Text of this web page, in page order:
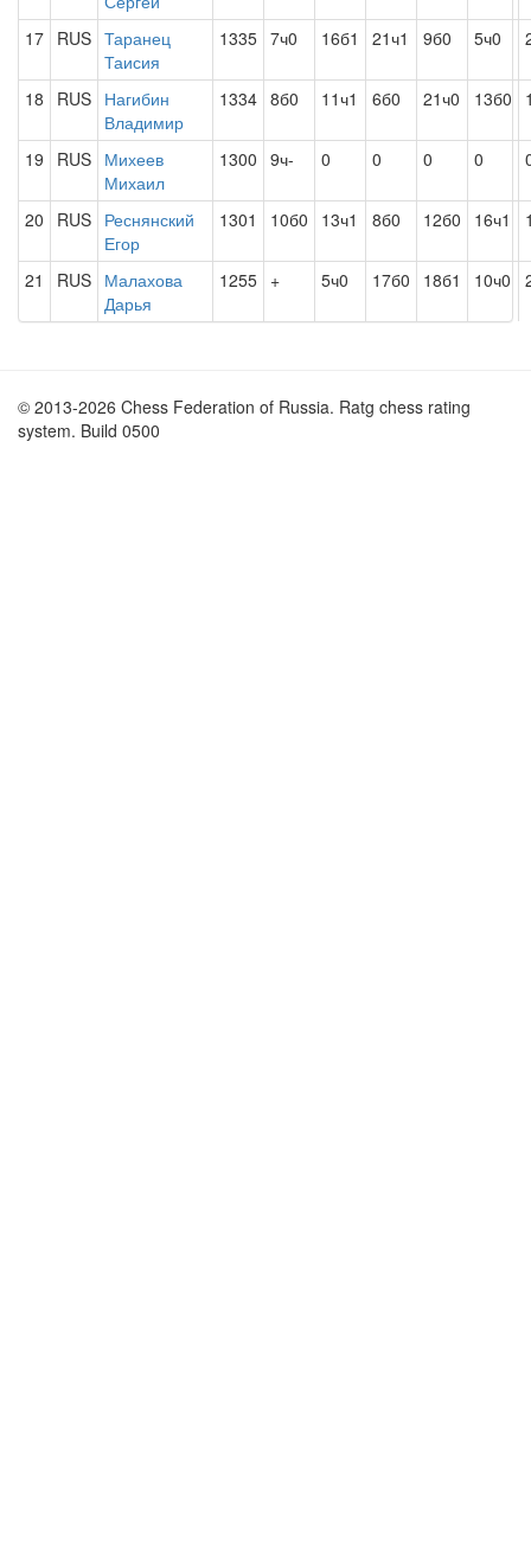
17 RUS Таранец
Таисия
1335 7ч0 16б1 21ч1 9б0 5ч0
18 RUS Нагибин
Владимир
1334 8б0 11ч1 6б0 21ч0 13б0
19 RUS Михеев
Михаил
1300 9ч- 0 0 0 0
20 RUS Реснянский
Егор
1301 10б0 13ч1 8б0 12б0 16ч1
21 RUS Малахова
Дарья
1255 + 5ч0 17б0 18б1 10ч0
© 2013-2026 Chess Federation of Russia. Ratg chess rating
system. Build 0500